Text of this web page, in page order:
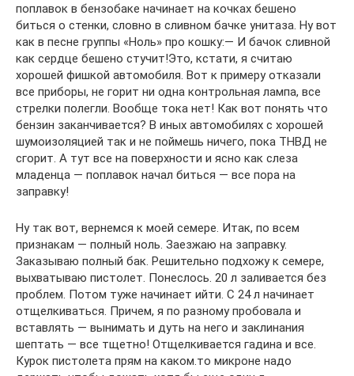
поплавок в бензобаке начинает на кочках бешено
биться о стенки, словно в сливном бачке унитаза. Ну вот
как в песне группы «Ноль» про кошку:— И бачок сливной
как сердце бешено стучит!Это, кстати, я считаю
хорошей фишкой автомобиля. Вот к примеру отказали
все приборы, не горит ни одна контрольная лампа, все
стрелки полегли. Вообще тока нет! Как вот понять что
бензин заканчивается? В иных автомобилях с хорошей
шумоизоляцией так и не поймешь ничего, пока ТНВД не
сгорит. А тут все на поверхности и ясно как слеза
младенца — поплавок начал биться — все пора на
заправку!
Ну так вот, вернемся к моей семере. Итак, по всем
признакам — полный ноль. Заезжаю на заправку.
Заказываю полный бак. Решительно подхожу к семере,
выхватываю пистолет. Понеслось. 20 л заливается без
проблем. Потом туже начинает ийти. С 24 л начинает
отщелкиваться. Причем, я по разному пробовала и
вставлять — вынимать и дуть на него и заклинания
шептать — все тщетно! Отщелкивается гадина и все.
Курок пистолета прям на каком.то микроне надо